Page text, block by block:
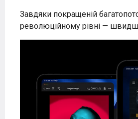
Завдяки покращеній
революційному рівні —